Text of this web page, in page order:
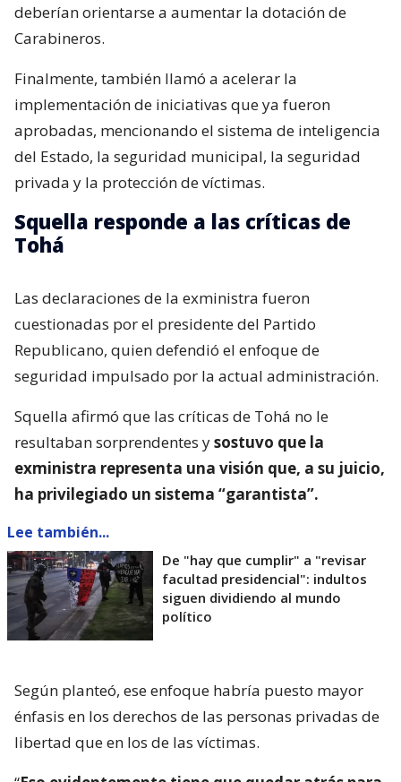
deberían orientarse a aumentar la dotación de
Carabineros.
Finalmente, también llamó a acelerar la
implementación de iniciativas que ya fueron
aprobadas, mencionando el sistema de inteligencia
del Estado, la seguridad municipal, la seguridad
privada y la protección de víctimas.
Squella responde a las críticas de
Tohá
Las declaraciones de la exministra fueron
cuestionadas por el presidente del Partido
Republicano, quien defendió el enfoque de
seguridad impulsado por la actual administración.
Squella afirmó que las críticas de Tohá no le
resultaban sorprendentes ysostuvo que la
exministra representa una visión que, a su juicio,
ha privilegiado un sistema “garantista”.
Lee también...
De "hay que cumplir" a "revisar
facultad presidencial": indultos
siguen dividiendo al mundo
político
Según planteó, ese enfoque habría puesto mayor
énfasis en los derechos de las personas privadas de
libertad que en los de las víctimas.